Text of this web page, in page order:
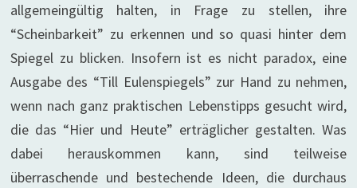
allgemeingültig halten, in Frage zu stellen, ihre
“Scheinbarkeit” zu erkennen und so quasi hinter dem
Spiegel zu blicken. Insofern ist es nicht paradox, eine
Ausgabe des “Till Eulenspiegels” zur Hand zu nehmen,
wenn nach ganz praktischen Lebenstipps gesucht wird,
die das “Hier und Heute” erträglicher gestalten. Was
dabei herauskommen kann, sind teilweise
überraschende und bestechende Ideen, die durchaus